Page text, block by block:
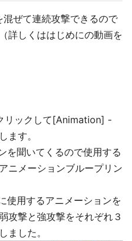
混ぜて連続攻撃できるので
詳しくははじめにの動画を
リックして[Animation] -
す。
聞いてくるので使用する
ニメーションブループリン
用するアニメーションを
攻撃と強攻撃をそれぞれ３
ました。